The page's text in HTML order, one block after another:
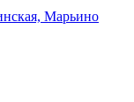
Марьино